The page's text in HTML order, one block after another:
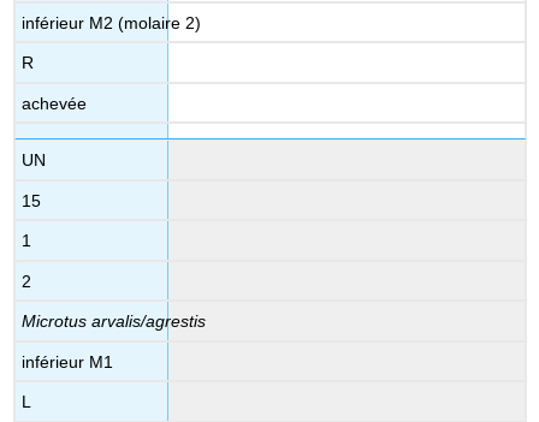
inférieur M2 (molaire 2)
R
achevée
UN
15
1
2
Microtus arvalis/agrestis
inférieur M1
L